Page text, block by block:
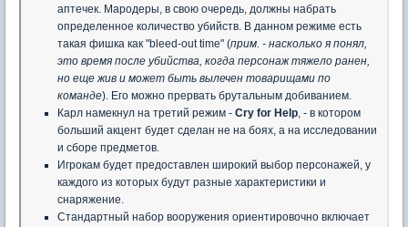
аптечек. Мародеры, в свою очередь, должны набрать
определенное количество убийств. В данном режиме есть
такая фишка как "bleed-out time" (прим. - насколько я понял,
это время после убийства, когда персонаж тяжело ранен,
но еще жив и может быть вылечен товарищами по
команде). Его можно прервать брутальным добиванием.
Карл намекнул на третий режим - Cry for Help, - в котором
больший акцент будет сделан не на боях, а на исследовании
и сборе предметов.
Игрокам будет предоставлен широкий выбор персонажей, у
каждого из которых будут разные характеристики и
снаряжение.
Стандартный набор вооружения ориентировочно включает